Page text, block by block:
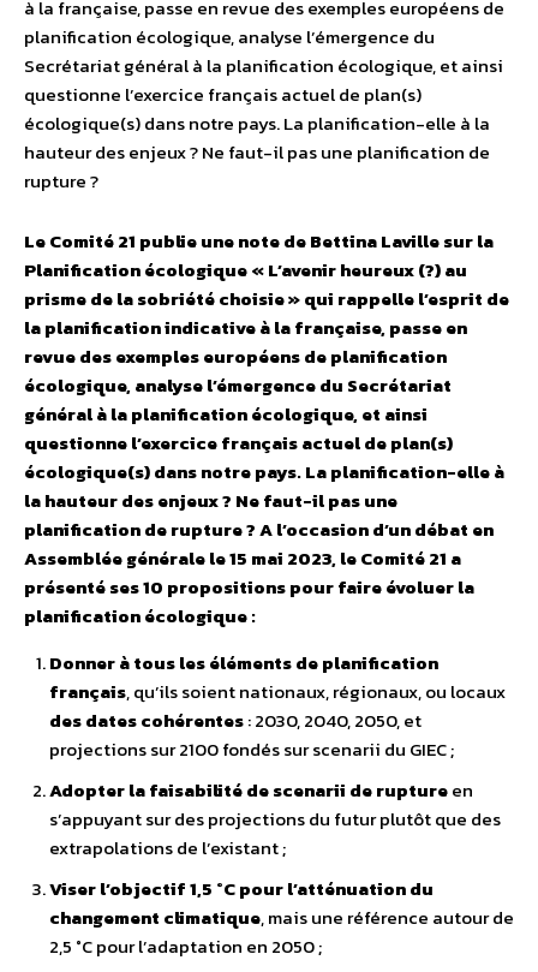
à la française, passe en revue des exemples européens de
planification écologique, analyse l’émergence du
Secrétariat général à la planification écologique, et ainsi
questionne l’exercice français actuel de plan(s)
écologique(s) dans notre pays. La planification-elle à la
hauteur des enjeux ? Ne faut-il pas une planification de
rupture ?
Le Comité 21 publie une note de Bettina Laville sur la
Planification écologique « L’avenir heureux (?) au
prisme de la sobriété choisie » qui rappelle l’esprit de
la planification indicative à la française, passe en
revue des exemples européens de planification
écologique, analyse l’émergence du Secrétariat
général à la planification écologique, et ainsi
questionne l’exercice français actuel de plan(s)
écologique(s) dans notre pays. La planification-elle à
la hauteur des enjeux ? Ne faut-il pas une
planification de rupture ? A l’occasion d’un débat en
Assemblée générale le 15 mai 2023, le Comité 21 a
présenté ses 10 propositions pour faire évoluer la
planification écologique :
Donner à tous les éléments de planification
français, qu’ils soient nationaux, régionaux, ou locaux
des dates cohérentes: 2030, 2040, 2050, et
projections sur 2100 fondés sur scenarii du GIEC ;
Adopter la faisabilité de scenarii de ruptureen
s’appuyant sur des projections du futur plutôt que des
extrapolations de l’existant ;
Viser l’objectif 1,5 °C pour l’atténuation du
changement climatique, mais une référence autour de
2,5 °C pour l’adaptation en 2050 ;